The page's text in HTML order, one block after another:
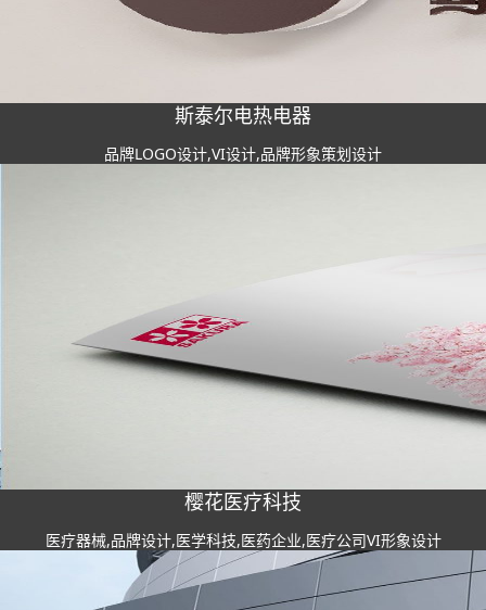
斯泰尔电热电器
品牌LOGO设计,VI设计,品牌形象策划设计
樱花医疗科技
医疗器械,品牌设计,医学科技,医药企业,医疗公司VI形象设计